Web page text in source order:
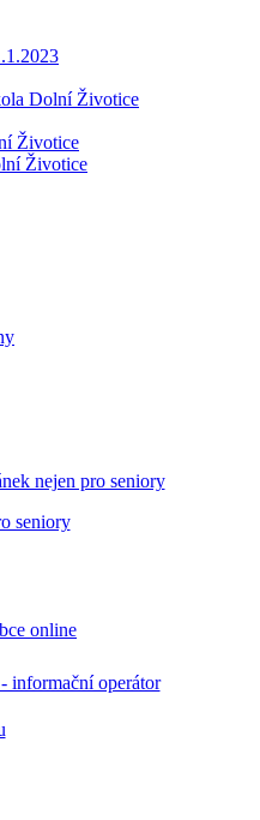
Dolní Životice
Životice
Životice
nejen pro seniory